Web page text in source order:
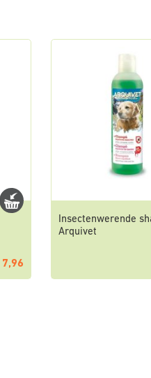
7,96
Insectenwerende
Arquivet